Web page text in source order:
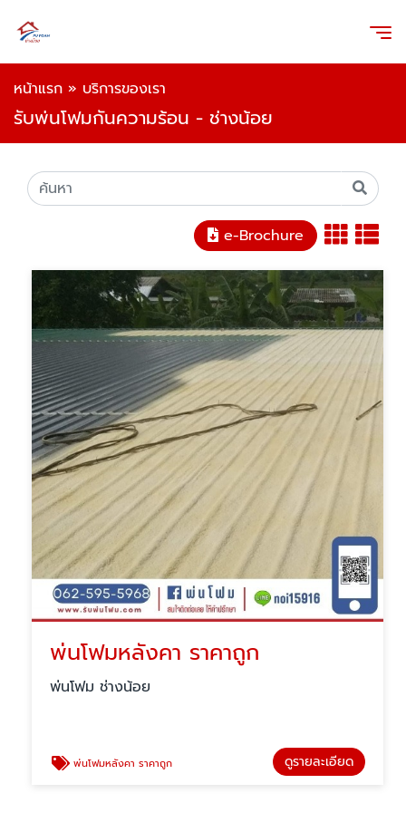
หน้าแรก » บริการของเรา
รับพ่นโฟมกันความร้อน - ช่างน้อย
e-Brochure
พ่นโฟมหลังคา ราคาถูก
พ่นโฟม ช่างน้อย
พ่นโฟมหลังคา ราคาถูก ดูรายละเอียด